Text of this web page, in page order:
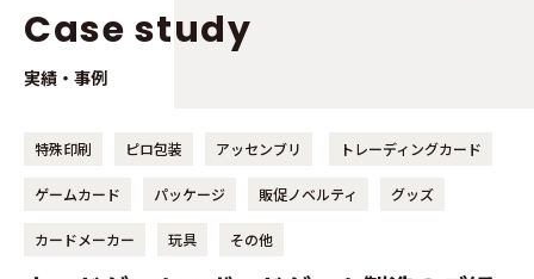
Case study
実績・事例
特殊印刷 ピロ包装 アッセンブリ トレーディングカード
ゲームカード パッケージ 販促ノベルティ グッズ
カードメーカー 玩具 その他